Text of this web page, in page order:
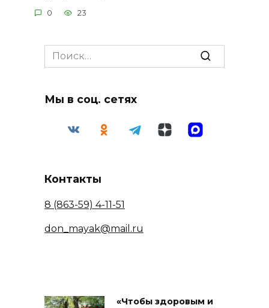
0 23
Search
for:
Мы в соц. сетях
Контакты
8 (863-59) 4-11-51
don_mayak@mail.ru
«Чтобы здоровым и